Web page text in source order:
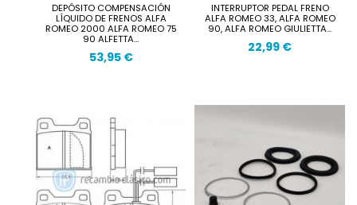
DEPÓSITO COMPENSACIÓN
LÍQUIDO DE FRENOS ALFA
ROMEO 2000 ALFA ROMEO 75
90 ALFETTA...
53,95 €
INTERRUPTOR PEDAL FRENO
ALFA ROMEO 33, ALFA ROMEO
90, ALFA ROMEO GIULIETTA...
22,99 €